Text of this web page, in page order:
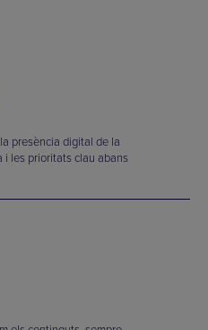
presència digital de la
i les prioritats clau abans